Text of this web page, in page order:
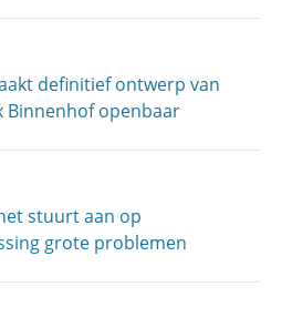
definitief ontwerp van
Binnenhof openbaar
stuurt aan op
grote problemen